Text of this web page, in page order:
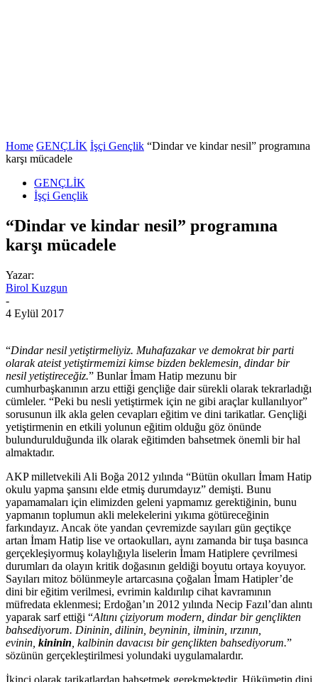
Home GENÇLİK İşçi Gençlik “Dindar ve kindar nesil” programına
karşı mücadele
GENÇLİK
İşçi Gençlik
“Dindar ve kindar nesil” programına
karşı mücadele
Yazar:
Birol Kuzgun
-
4 Eylül 2017
“Dindar nesil yetiştirmeliyiz. Muhafazakar ve demokrat bir parti
olarak ateist yetiştirmemizi kimse bizden beklemesin, dindar bir
nesil yetiştireceğiz.” Bunlar İmam Hatip mezunu bir
cumhurbaşkanının arzu ettiği gençliğe dair sürekli olarak tekrarladığı
cümleler. “Peki bu nesli yetiştirmek için ne gibi araçlar kullanılıyor”
sorusunun ilk akla gelen cevapları eğitim ve dini tarikatlar. Gençliği
yetiştirmenin en etkili yolunun eğitim olduğu göz önünde
bulundurulduğunda ilk olarak eğitimden bahsetmek önemli bir hal
almaktadır.
AKP milletvekili Ali Boğa 2012 yılında “Bütün okulları İmam Hatip
okulu yapma şansını elde etmiş durumdayız” demişti. Bunu
yapamamaları için elimizden geleni yapmamız gerektiğinin, bunu
yapmanın toplumun akli melekelerini yıkıma götüreceğinin
farkındayız. Ancak öte yandan çevremizde sayıları gün geçtikçe
artan İmam Hatip lise ve ortaokulları, aynı zamanda bir tuşa basınca
gerçekleşiyormuş kolaylığıyla liselerin İmam Hatiplere çevrilmesi
durumları da olayın kritik doğasının geldiği boyutu ortaya koyuyor.
Sayıları mitoz bölünmeyle artarcasına çoğalan İmam Hatipler’de
dini bir eğitim verilmesi, evrimin kaldırılıp cihat kavramının
müfredata eklenmesi; Erdoğan’ın 2012 yılında Necip Fazıl’dan alıntı
yaparak sarf ettiği “Altını çiziyorum modern, dindar bir gençlikten
bahsediyorum. Dininin, dilinin, beyninin, ilminin, ırzının,
evinin, kininin , kalbinin davacısı bir gençlikten bahsediyorum.”
sözünün gerçekleştirilmesi yolundaki uygulamalardır.
İkinci olarak tarikatlardan bahsetmek gerekmektedir. Hükümetin dini